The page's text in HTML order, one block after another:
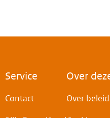
Voet
Service
Contact
Over
Over